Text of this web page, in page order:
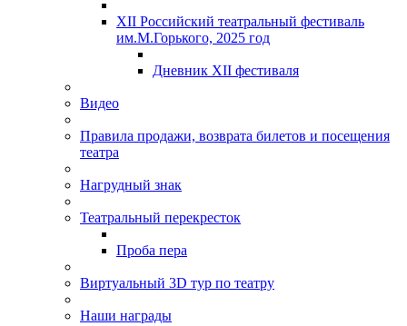
XII Российский театральный фестиваль
им.М.Горького, 2025 год
Дневник XII фестиваля
Видео
Правила продажи, возврата билетов и посещения
театра
Нагрудный знак
Театральный перекресток
Проба пера
Виртуальный 3D тур по театру
Наши награды